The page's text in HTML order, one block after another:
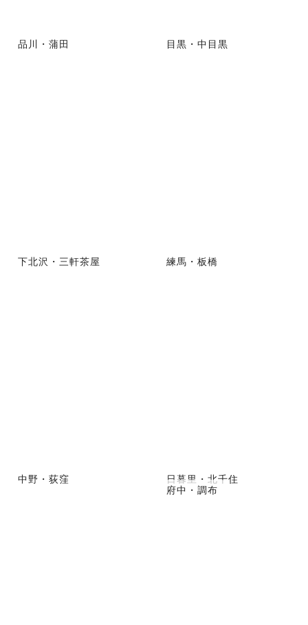
品川・蒲田 目黒・中目黒
下北沢・三軒茶屋 練馬・板橋
中野・荻窪
日暮里・北千住
府中・調布